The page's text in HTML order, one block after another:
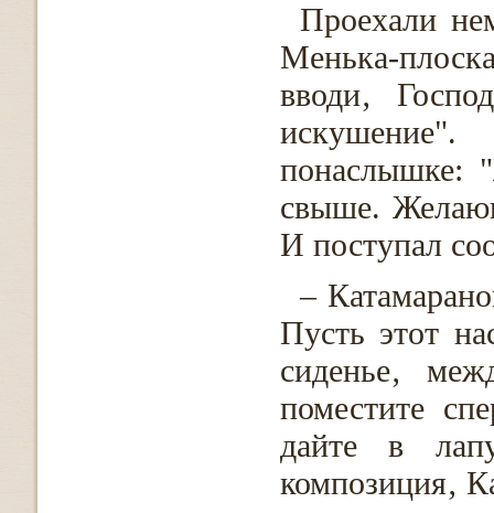
Проехали
Менька-
вводи‚
понаслышке:
свыше.
И поступал
–
Пусть этот
сиденье‚
поместите
дайте в
композиция‚